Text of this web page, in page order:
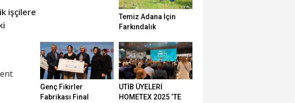
işçilere
Temiz Adana İçin
Farkındalık
Genç Fikirler
Fabrikası Final
UTİB ÜYELERİ
HOMETEX 2025 ‘TE
Görünen Köy
ALI BEKTAN